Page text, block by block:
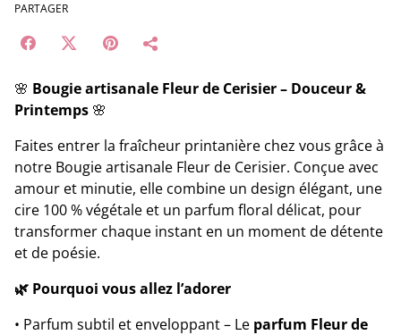
PARTAGER
🌸 Bougie artisanale Fleur de Cerisier – Douceur &
Printemps 🌸
Faites entrer la fraîcheur printanière chez vous grâce à
notre Bougie artisanale Fleur de Cerisier. Conçue avec
amour et minutie, elle combine un design élégant, une
cire 100 % végétale et un parfum floral délicat, pour
transformer chaque instant en un moment de détente
et de poésie.
🌿 Pourquoi vous allez l’adorer
• Parfum subtil et enveloppant – Le parfum Fleur de